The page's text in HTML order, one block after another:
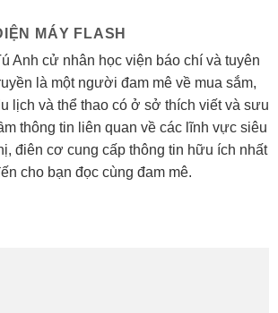
MÁY FLASH
Anh cử nhân học viện báo chí và tuyên
là một người đam mê về mua sắm,
lịch và thể thao có ở sở thích viết và sưu
thông tin liên quan về các lĩnh vực siêu
điên cơ cung cấp thông tin hữu ích nhất
cho bạn đọc cùng đam mê.